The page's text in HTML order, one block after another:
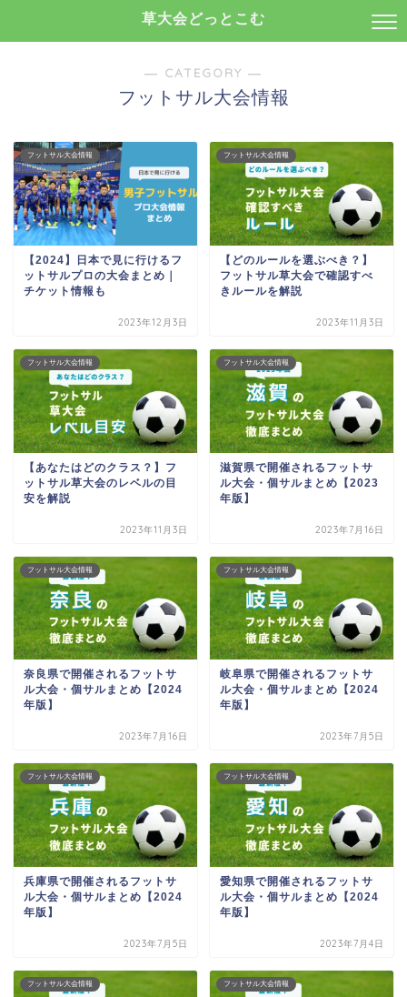
草大会どっとこむ
― CATEGORY ―
フットサル大会情報
フットサル大会情報
【2024】日本で見に行けるフ
ットサルプロの大会まとめ｜
チケット情報も
2023年12月3日
フットサル大会情報
【どのルールを選ぶべき？】
フットサル草大会で確認すべ
きルールを解説
2023年11月3日
フットサル大会情報
【あなたはどのクラス？】フ
ットサル草大会のレベルの目
安を解説
2023年11月3日
フットサル大会情報
滋賀県で開催されるフットサ
ル大会・個サルまとめ【2023
年版】
2023年7月16日
フットサル大会情報
奈良県で開催されるフットサ
ル大会・個サルまとめ【2024
年版】
2023年7月16日
フットサル大会情報
岐阜県で開催されるフットサ
ル大会・個サルまとめ【2024
年版】
2023年7月5日
フットサル大会情報
兵庫県で開催されるフットサ
ル大会・個サルまとめ【2024
年版】
2023年7月5日
フットサル大会情報
愛知県で開催されるフットサ
ル大会・個サルまとめ【2024
年版】
2023年7月4日
フットサル大会情報 フットサル大会情報